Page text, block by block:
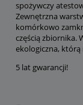
spożywczy
Zewnętrzna
komórkowo
częścią zbiornika.
ekologiczna,
5 lat gwarancji!